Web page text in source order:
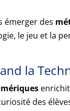
émerger des
le jeu et la
la
des